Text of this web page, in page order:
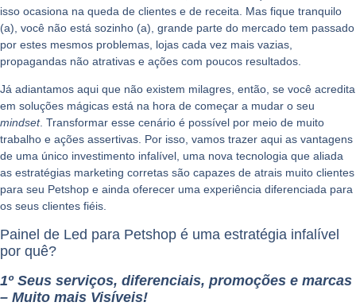
isso ocasiona na queda de clientes e de receita. Mas fique tranquilo
(a), você não está sozinho (a), grande parte do mercado tem passado
por estes mesmos problemas, lojas cada vez mais vazias,
propagandas não atrativas e ações com poucos resultados.
Já adiantamos aqui que não existem milagres, então, se você acredita
em soluções mágicas está na hora de começar a mudar o seu
mindset. Transformar esse cenário é possível por meio de muito
trabalho e ações assertivas. Por isso, vamos trazer aqui as vantagens
de uma único investimento infalível, uma nova tecnologia que aliada
as estratégias marketing corretas são capazes de atrais muito clientes
para seu Petshop e ainda oferecer uma experiência diferenciada para
os seus clientes fiéis.
Painel de Led para Petshop é uma estratégia infalível
por quê?
1º Seus serviços, diferenciais, promoções e marcas
– Muito mais Visíveis!